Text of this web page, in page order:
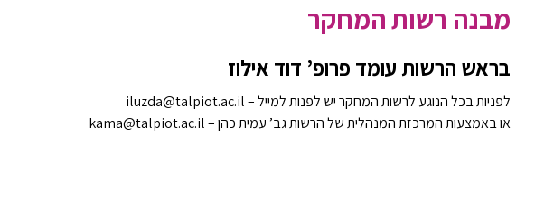
מבנה רשות המחקר
בראש הרשות עומד פרופ’ דוד אילוז
לפניות בכל הנוגע לרשות המחקר יש לפנות למייל –iluzda@talpiot.ac.il
או באמצעות המרכזת המנהלית של הרשות גב’ עמית כהן –kama@talpiot.ac.il